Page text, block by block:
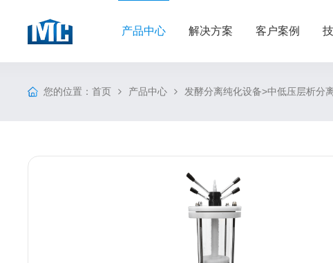
产品中心 解决方案 客户案例
您的位置：首页 产品中心 发酵分离纯化设备>中低压层析分